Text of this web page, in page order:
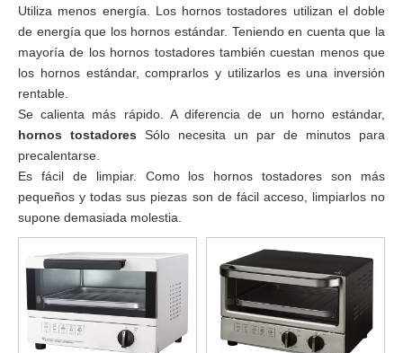
Utiliza menos energía. Los hornos tostadores utilizan el doble
de energía que los hornos estándar. Teniendo en cuenta que la
mayoría de los hornos tostadores también cuestan menos que
los hornos estándar, comprarlos y utilizarlos es una inversión
rentable.
Se calienta más rápido. A diferencia de un horno estándar,
hornos tostadores Sólo necesita un par de minutos para
precalentarse.
Es fácil de limpiar. Como los hornos tostadores son más
pequeños y todas sus piezas son de fácil acceso, limpiarlos no
supone demasiada molestia.